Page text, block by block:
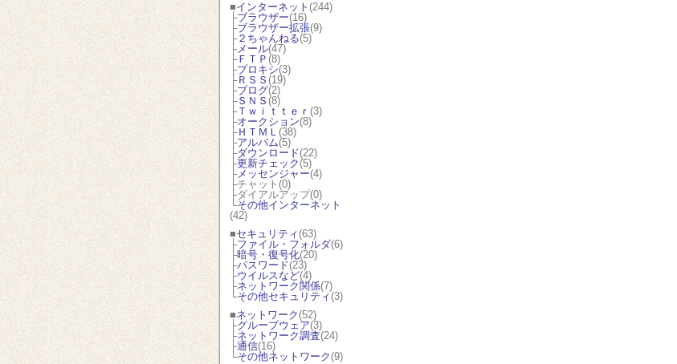
■インターネット (244)
├ブラウザー(16)
├ブラウザー拡張(9)
├２ちゃんねる(5)
├メール(47)
├ＦＴＰ (8)
├プロキシ(3)
├ＲＳＳ (19)
├ブログ(2)
├ＳＮＳ (8)
├Ｔｗｉｔｔｅｒ (3)
├オークション(8)
├ＨＴＭＬ (38)
├アルバム(5)
├ダウンロード(22)
├更新チェック (5)
├メッセンジャー(4)
├チャット(0)
├ダイアルアップ(0)
└その他インターネット
(42)
■セキュリティ (63)
├ファイル・フォルダ(6)
├暗号・復号化(20)
├パスワード(23)
├ウイルスなど(4)
├ネットワーク関係(7)
└その他セキュリティ (3)
■ネットワーク (52)
├グループウェア(3)
├ネットワーク調査(24)
├通信(16)
└その他ネットワーク (9)